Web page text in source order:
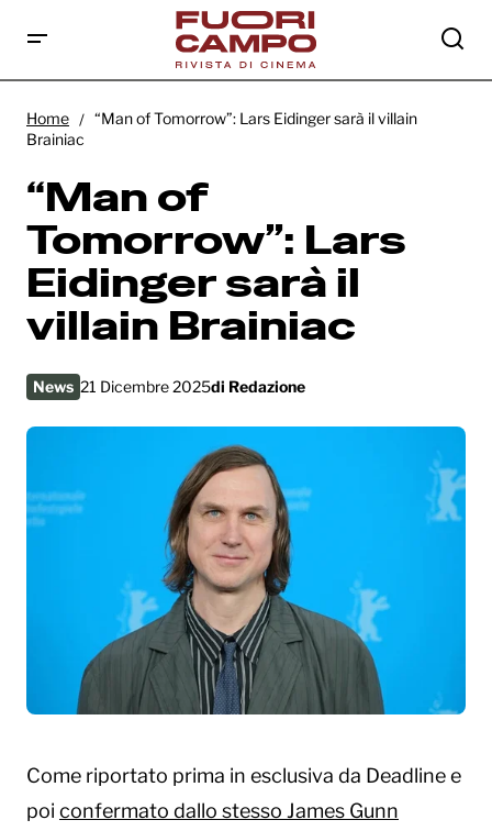
villain Brainiac
Home
“Man of Tomorrow”: Lars Eidinger sarà il villain
Brainiac
“Man of
Tomorrow”: Lars
Eidinger sarà il
villain Brainiac
News 21 Dicembre 2025di Redazione
Come riportato prima in esclusiva da Deadline e
poi confermato dallo stesso James Gunn